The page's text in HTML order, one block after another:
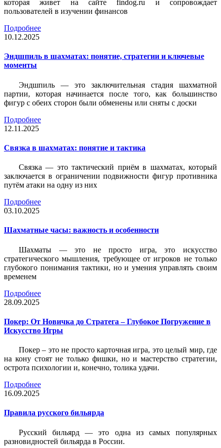
которая живет на сайте findog.ru и сопровождает
пользователей в изучении финансов
Подробнее
10.12.2025
Эндшпиль в шахматах: понятие, стратегии и ключевые
моменты
Эндшпиль — это заключительная стадия шахматной
партии, которая начинается после того, как большинство
фигур с обеих сторон были обменены или сняты с доски
Подробнее
12.11.2025
Связка в шахматах: понятие и тактика
Связка — это тактический приём в шахматах, который
заключается в ограничении подвижности фигур противника
путём атаки на одну из них
Подробнее
03.10.2025
Шахматные часы: важность и особенности
Шахматы — это не просто игра, это искусство
стратегического мышления, требующее от игроков не только
глубокого понимания тактики, но и умения управлять своим
временем
Подробнее
28.09.2025
Покер: От Новичка до Стратега – Глубокое Погружение в
Искусство Игры
Покер – это не просто карточная игра, это целый мир, где
на кону стоят не только фишки, но и мастерство стратегии,
острота психологии и, конечно, толика удачи.
Подробнее
16.09.2025
Правила русского бильярда
Русский бильярд — это одна из самых популярных
разновидностей бильярда в России.